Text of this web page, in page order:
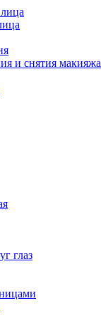
и снятия макияжа
глаз